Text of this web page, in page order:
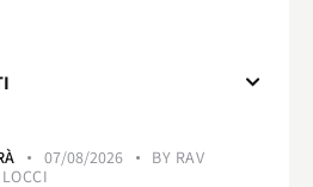
07/08/2026 BY RAV